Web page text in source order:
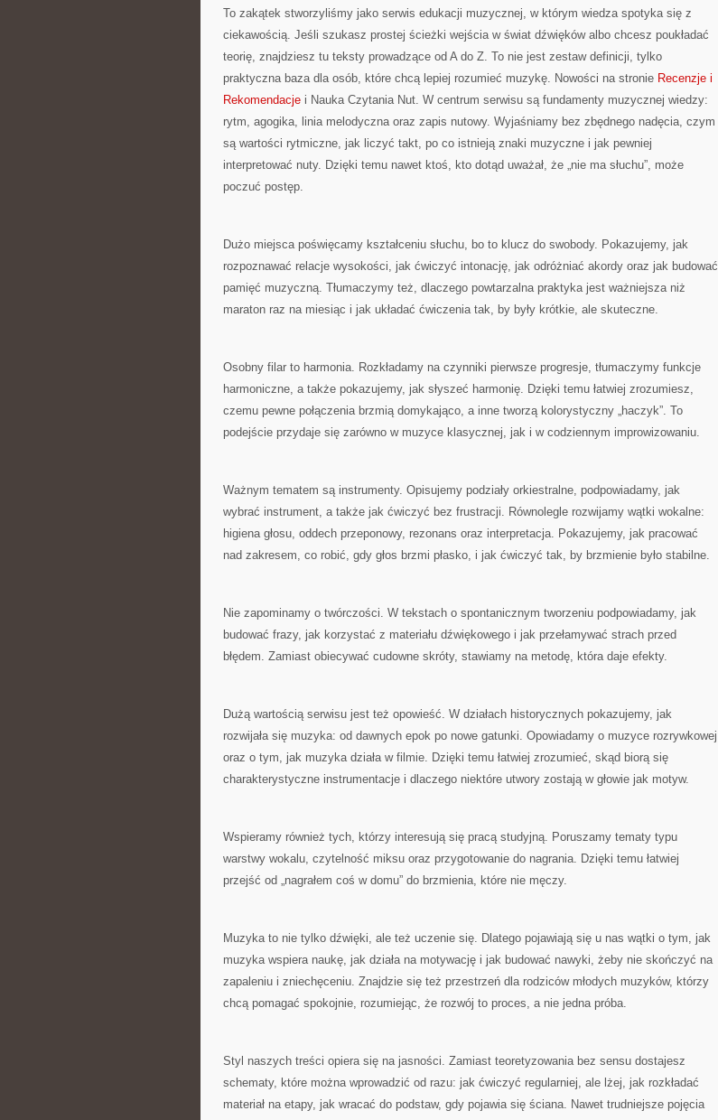
To zakątek stworzyliśmy jako serwis edukacji muzycznej, w którym wiedza spotyka się z
ciekawością. Jeśli szukasz prostej ścieżki wejścia w świat dźwięków albo chcesz poukładać
teorię, znajdziesz tu teksty prowadzące od A do Z. To nie jest zestaw definicji, tylko
praktyczna baza dla osób, które chcą lepiej rozumieć muzykę. Nowości na stronie Recenzje i
Rekomendacje i Nauka Czytania Nut. W centrum serwisu są fundamenty muzycznej wiedzy:
rytm, agogika, linia melodyczna oraz zapis nutowy. Wyjaśniamy bez zbędnego nadęcia, czym
są wartości rytmiczne, jak liczyć takt, po co istnieją znaki muzyczne i jak pewniej
interpretować nuty. Dzięki temu nawet ktoś, kto dotąd uważał, że „nie ma słuchu”, może
poczuć postęp.
Dużo miejsca poświęcamy kształceniu słuchu, bo to klucz do swobody. Pokazujemy, jak
rozpoznawać relacje wysokości, jak ćwiczyć intonację, jak odróżniać akordy oraz jak budować
pamięć muzyczną. Tłumaczymy też, dlaczego powtarzalna praktyka jest ważniejsza niż
maraton raz na miesiąc i jak układać ćwiczenia tak, by były krótkie, ale skuteczne.
Osobny filar to harmonia. Rozkładamy na czynniki pierwsze progresje, tłumaczymy funkcje
harmoniczne, a także pokazujemy, jak słyszeć harmonię. Dzięki temu łatwiej zrozumiesz,
czemu pewne połączenia brzmią domykająco, a inne tworzą kolorystyczny „haczyk”. To
podejście przydaje się zarówno w muzyce klasycznej, jak i w codziennym improwizowaniu.
Ważnym tematem są instrumenty. Opisujemy podziały orkiestralne, podpowiadamy, jak
wybrać instrument, a także jak ćwiczyć bez frustracji. Równolegle rozwijamy wątki wokalne:
higiena głosu, oddech przeponowy, rezonans oraz interpretacja. Pokazujemy, jak pracować
nad zakresem, co robić, gdy głos brzmi płasko, i jak ćwiczyć tak, by brzmienie było stabilne.
Nie zapominamy o twórczości. W tekstach o spontanicznym tworzeniu podpowiadamy, jak
budować frazy, jak korzystać z materiału dźwiękowego i jak przełamywać strach przed
błędem. Zamiast obiecywać cudowne skróty, stawiamy na metodę, która daje efekty.
Dużą wartością serwisu jest też opowieść. W działach historycznych pokazujemy, jak
rozwijała się muzyka: od dawnych epok po nowe gatunki. Opowiadamy o muzyce rozrywkowej
oraz o tym, jak muzyka działa w filmie. Dzięki temu łatwiej zrozumieć, skąd biorą się
charakterystyczne instrumentacje i dlaczego niektóre utwory zostają w głowie jak motyw.
Wspieramy również tych, którzy interesują się pracą studyjną. Poruszamy tematy typu
warstwy wokalu, czytelność miksu oraz przygotowanie do nagrania. Dzięki temu łatwiej
przejść od „nagrałem coś w domu” do brzmienia, które nie męczy.
Muzyka to nie tylko dźwięki, ale też uczenie się. Dlatego pojawiają się u nas wątki o tym, jak
muzyka wspiera naukę, jak działa na motywację i jak budować nawyki, żeby nie skończyć na
zapaleniu i zniechęceniu. Znajdzie się też przestrzeń dla rodziców młodych muzyków, którzy
chcą pomagać spokojnie, rozumiejąc, że rozwój to proces, a nie jedna próba.
Styl naszych treści opiera się na jasności. Zamiast teoretyzowania bez sensu dostajesz
schematy, które można wprowadzić od razu: jak ćwiczyć regularniej, ale lżej, jak rozkładać
materiał na etapy, jak wracać do podstaw, gdy pojawia się ściana. Nawet trudniejsze pojęcia